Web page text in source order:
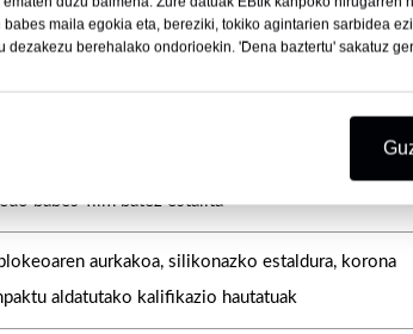
kolore pertsonalizatua
babes-film batez estalita
aurkakoa, silikonazko estaldura, korona
aldatutako kalifikazio hautatuak
maila egokia eta, bereziki, tokiko agintarien sarbidea
berehalako ondorioekin. 'Dena baztertu' sakatuz